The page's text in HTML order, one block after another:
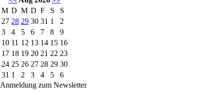
M D M D F S
S
27 28 29 30 31 1
2
3
4 5 6 7 8
9
10 11 12 13 14 15 16
17 18 19 20 21 22 23
24 25 26 27 28 29 30
31 1 2 3 4 5
6
Anmeldung zum Newsletter